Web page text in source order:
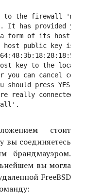
to the firewall
has provided you its
form of its host public
public key is: "
key to the local
you can cancel
should press YES only if
really connected to
стоит
вы соединяетесь
брандмауэром.
вы могла
FreeBSD